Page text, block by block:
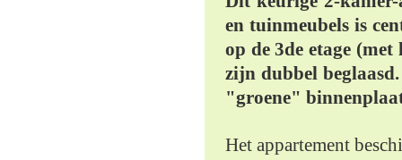
en tuinmeubels is
op de 3de etage
zijn dubbel
"groene"
Het appartement